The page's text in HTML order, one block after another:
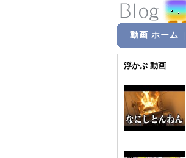
動画 ホーム
浮かぶ 動画